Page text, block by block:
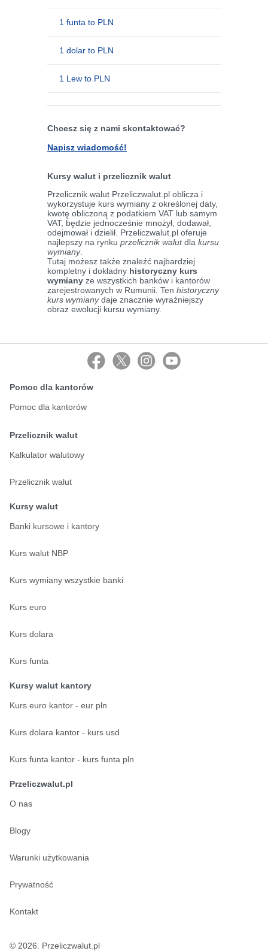
1 funta to PLN
1 dolar to PLN
1 Lew to PLN
Chcesz się z nami skontaktować?
Napisz wiadomość!
Kursy walut i przelicznik walut
Przelicznik walut Przeliczwalut.pl oblicza i
wykorzystuje kurs wymiany z określonej daty,
kwotę obliczoną z podatkiem VAT lub samym
VAT, będzie jednocześnie mnożył, dodawał,
odejmował i dzielił. Przeliczwalut.pl oferuje
najlepszy na rynku przelicznik walutdla kursu
wymiany.
Tutaj możesz także znaleźć najbardziej
kompletny i dokładny historyczny kurs
wymiany ze wszystkich banków i kantorów
zarejestrowanych w Rumunii. Ten historyczny
kurs wymianydaje znacznie wyraźniejszy
obraz ewolucji kursu wymiany.
Pomoc dla kantorów
Pomoc dla kantorów
Przelicznik walut
Kalkulator walutowy
Przelicznik walut
Kursy walut
Banki kursowe i kantory
Kurs walut NBP
Kurs wymiany wszystkie banki
Kurs euro
Kurs dolara
Kurs funta
Kursy walut kantory
Kurs euro kantor - eur pln
Kurs dolara kantor - kurs usd
Kurs funta kantor - kurs funta pln
Przeliczwalut.pl
O nas
Blogy
Warunki użytkowania
Prywatność
Kontakt
© 2026. Przeliczwalut.pl